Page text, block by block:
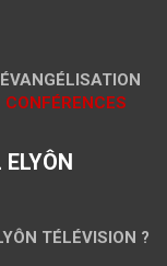
TÉLÉVISION ?